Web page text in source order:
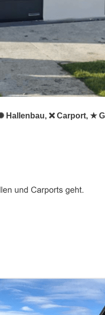
❌ Carport, ★